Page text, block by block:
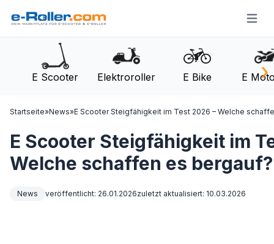
Open
›
E Scooter Elektroroller E Bike E
Startseite»News»E Scooter Steigfähigkeit im Test 2026 – Welche
E Scooter Steigfähigkeit im
Welche schaffen es bergauf?
News veröffentlicht: 26.01.2026zuletzt aktualisiert: 10.03.2026